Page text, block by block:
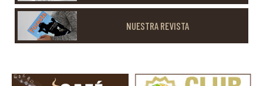
NUESTRA REVISTA